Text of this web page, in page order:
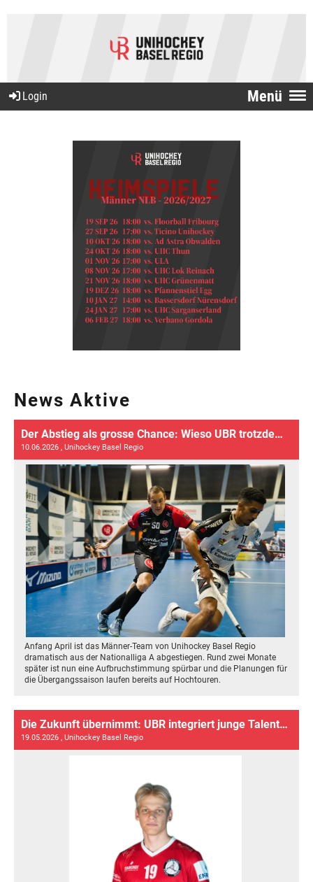
Menü
Login
News Aktive
Der Abstieg als grosse Chance: Wieso UBR trotzdem positiv in die Zukunft blickt
10.06.2026 , Unihockey Basel Regio
Anfang April ist das Männer-Team von Unihockey Basel Regio
dramatisch aus der Nationalliga A abgestiegen. Rund zwei Monate
später ist nun eine Aufbruchstimmung spürbar und die Planungen für
die Übergangssaison laufen bereits auf Hochtouren.
Die Zukunft übernimmt: UBR integriert junge Talente ins Fanionteam
19.05.2026 , Unihockey Basel Regio